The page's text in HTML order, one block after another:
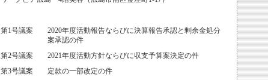
第1号議案
2020年度活動報告ならびに決算報告承認と剰余金処分
案承認の件
第2号議案
2021年度活動方針ならびに収支予算案決定の件
第3号議案
定款の一部改定の件